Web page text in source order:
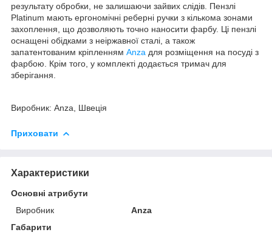
результату обробки, не залишаючи зайвих слідів. Пензлі
Platinum мають ергономічні реберні ручки з кількома зонами
захоплення, що дозволяють точно наносити фарбу. Ці пензлі
оснащені обідками з неіржавної сталі, а також
запатентованим кріпленням Anza для розміщення на посуді з
фарбою. Крім того, у комплекті додається тримач для
зберігання.
Виробник: Anza, Швеція
Приховати
Характеристики
Основні атрибути
Виробник
Anza
Габарити